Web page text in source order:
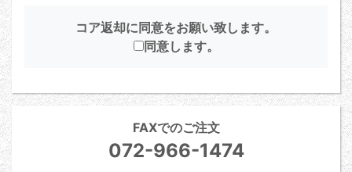
コア返却に同意をお願い致します。
同意します。
FAXでのご注文
072-966-1474